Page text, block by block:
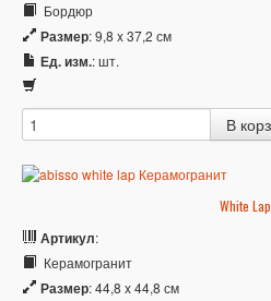
Бордюр
Размер: 9,8 x 37,2 см
Ед. изм.: шт.
White Lap
Артикул:
Керамогранит
Размер: 44,8 x 44,8 см